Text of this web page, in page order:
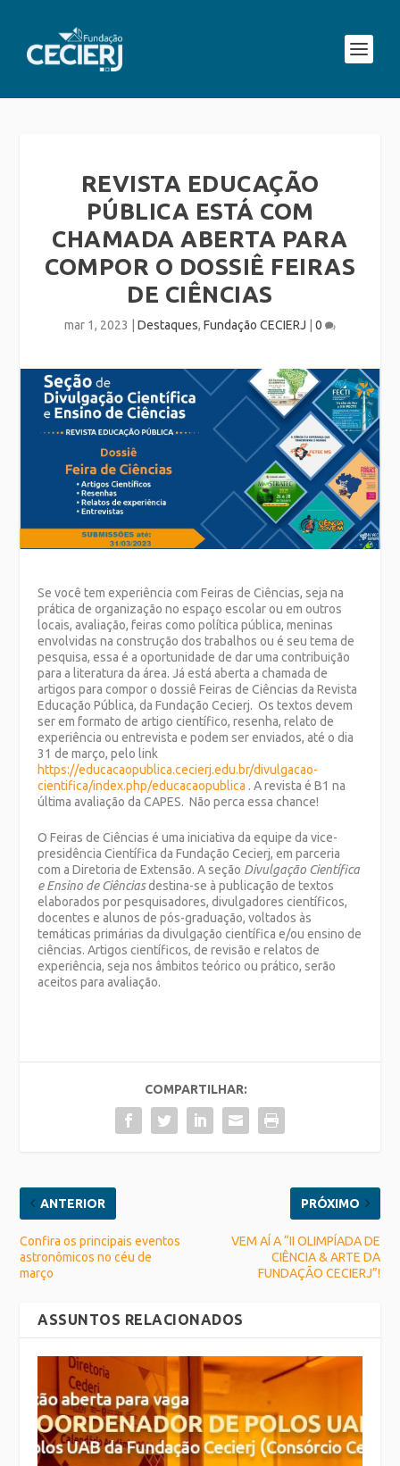
REVISTA EDUCAÇÃO
PÚBLICA ESTÁ COM
CHAMADA ABERTA PARA
COMPOR O DOSSIÊ FEIRAS
DE CIÊNCIAS
mar 1, 2023 Destaques, Fundação CECIERJ 0
Se você tem experiência com Feiras de Ciências, seja na
prática de organização no espaço escolar ou em outros
locais, avaliação, feiras como política pública, meninas
envolvidas na construção dos trabalhos ou é seu tema de
pesquisa, essa é a oportunidade de dar uma contribuição
para a literatura da área. Já está aberta a chamada de
artigos para compor o dossiê Feiras de Ciências da Revista
Educação Pública, da Fundação Cecierj. Os textos devem
ser em formato de artigo científico, resenha, relato de
experiência ou entrevista e podem ser enviados, até o dia
31 de março, pelo link
https://educacaopublica.cecierj.edu.br/divulgacao-
cientifica/index.php/educacaopublica . A revista é B1 na
última avaliação da CAPES. Não perca essa chance!
O Feiras de Ciências é uma iniciativa da equipe da vice-
presidência Científica da Fundação Cecierj, em parceria
com a Diretoria de Extensão. A seção Divulgação Científica
e Ensino de Ciênciasdestina-se à publicação de textos
elaborados por pesquisadores, divulgadores científicos,
docentes e alunos de pós-graduação, voltados às
temáticas primárias da divulgação científica e/ou ensino de
ciências. Artigos científicos, de revisão e relatos de
experiência, seja nos âmbitos teórico ou prático, serão
aceitos para avaliação.
COMPARTILHAR:
ANTERIOR
Confira os principais eventos
astronômicos no céu de
março
PRÓXIMO
VEM AÍ A “II OLIMPÍADA DE
CIÊNCIA & ARTE DA
FUNDAÇÃO CECIERJ”!
ASSUNTOS RELACIONADOS